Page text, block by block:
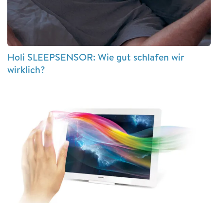
Holi SLEEPSENSOR: Wie gut schlafen wir
wirklich?